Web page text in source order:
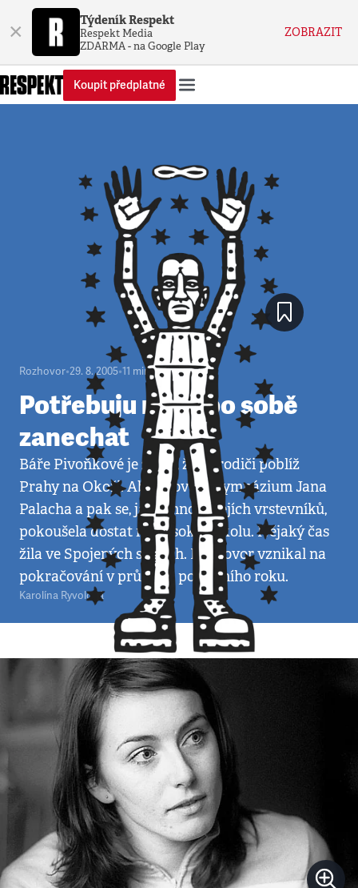
× Týdeník Respekt
Respekt Media
ZDARMA - na Google Play
ZOBRAZIT
Koupit předplatné
Rozhovor•29. 8. 2005•11 minut
Potřebuju něco po sobě
zanechat
Báře Pivoňkové je 20 let, žije s rodiči poblíž
Prahy na Okoři. Absolvovala Gymnázium Jana
Palacha a pak se, jako mnoho jejích vrstevníků,
pokoušela dostat na vysokou školu. Nějaký čas
žila ve Spojených státech. Rozhovor vznikal na
pokračování v průběhu posledního roku.
Karolína Ryvolová